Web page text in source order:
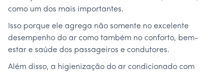
como um dos mais importantes.
Isso porque ele agrega não somente no excelente
desempenho do ar como também no conforto, bem-
estar e saúde dos passageiros e condutores.
Além disso, a higienização do ar condicionado com